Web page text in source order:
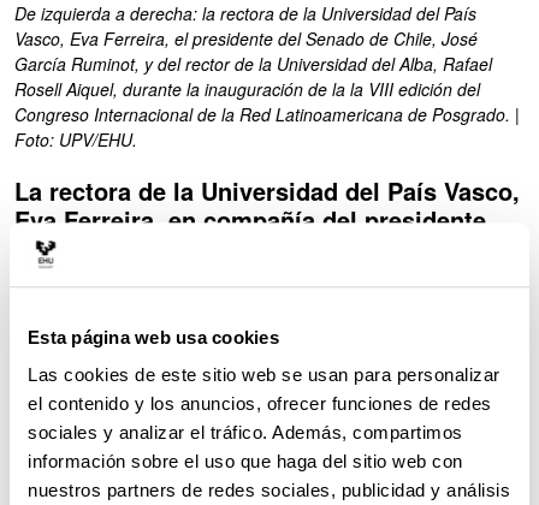
Esta página web usa cookies
Las cookies de este sitio web se usan para personalizar
el contenido y los anuncios, ofrecer funciones de redes
sociales y analizar el tráfico. Además, compartimos
información sobre el uso que haga del sitio web con
nuestros partners de redes sociales, publicidad y análisis
De izquierda a derecha: la rectora de la Universidad del País
Vasco, Eva Ferreira, el presidente del Senado de Chile, José
García Ruminot, y del rector de la Universidad del Alba, Rafael
Rosell Aiquel, durante la inauguración de la la VIII edición del
Congreso Internacional de la Red Latinoamericana de Posgrado. |
Foto: UPV/EHU.
La rectora de la Universidad del País Vasco,
Eva Ferreira, en compañía del presidente
del Senado de Chile, José García Ruminot,
y del rector de la Universidad del Alba,
edición del Congreso Internacional de la
Red Latinoamericana de Posgrado,
convocado en esta ocasión en Santiago de
Chile bajo el lema “Tejiendo Redes de
Conocimiento”.